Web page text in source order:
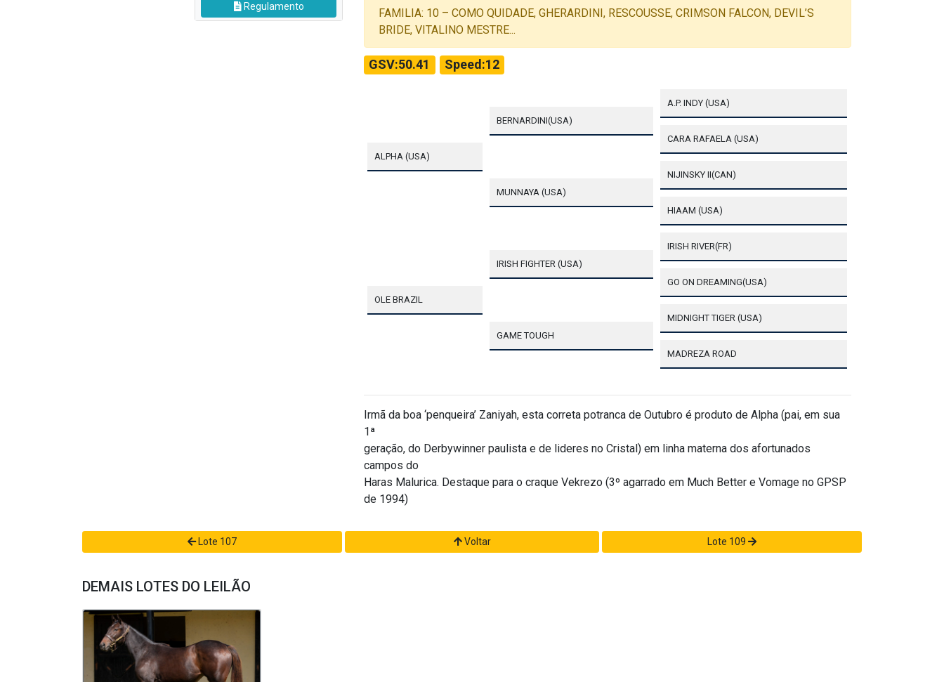
Regulamento
FAMILIA: 10 – COMO QUIDADE, GHERARDINI, RESCOUSSE, CRIMSON FALCON, DEVIL’S
BRIDE, VITALINO MESTRE...
GSV:50.41 Speed:12
ALPHA (USA)
BERNARDINI(USA)
A.P. INDY (USA)
CARA RAFAELA (USA)
MUNNAYA (USA)
NIJINSKY II(CAN)
HIAAM (USA)
OLE BRAZIL
IRISH FIGHTER (USA)
IRISH RIVER(FR)
GO ON DREAMING(USA)
GAME TOUGH
MIDNIGHT TIGER (USA)
MADREZA ROAD
Irmã da boa ‘penqueira’ Zaniyah, esta correta potranca de Outubro é produto de Alpha (pai, em sua
1ª
geração, do Derbywinner paulista e de lideres no Cristal) em linha materna dos afortunados
campos do
Haras Malurica. Destaque para o craque Vekrezo (3º agarrado em Much Better e Vomage no GPSP
de 1994)
Lote 107 Voltar Lote 109
DEMAIS LOTES DO LEILÃO